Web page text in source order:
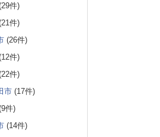
件)
件)
(26件)
件)
件)
市 (17件)
件)
(14件)